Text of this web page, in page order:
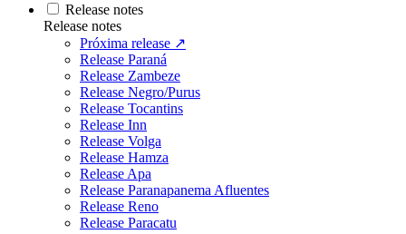
Release notes
Release notes
Próxima release ↗
Release Paraná
Release Zambeze
Release Negro/Purus
Release Tocantins
Release Inn
Release Volga
Release Hamza
Release Apa
Release Paranapanema Afluentes
Release Reno
Release Paracatu